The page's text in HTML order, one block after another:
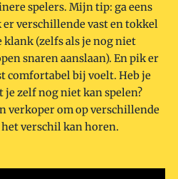
spelers. Mijn tip: ga eens
verschillende vast en tokkel
klank (zelfs als je nog niet
snaren aanslaan). En pik er
comfortabel bij voelt. Heb je
zelf nog niet kan spelen?
verkoper om op verschillende
verschil kan horen.